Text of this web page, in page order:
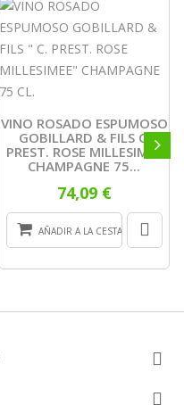
VINO ROSADO ESPUMOSO
GOBILLARD & FILS C.
PREST. ROSE MILLESIMEE
CHAMPAGNE 75...
74,09 €
AÑADIR A LA CESTA